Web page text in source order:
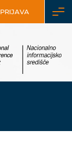
PRIJAVA